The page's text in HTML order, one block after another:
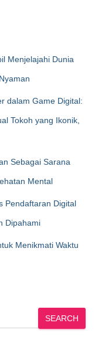
Menjelajahi Dunia
dalam Game Digital:
Tokoh yang Ikonik,
Sebagai Sarana
Mental
Pendaftaran Digital
Dipahami
Menikmati Waktu
SEARCH